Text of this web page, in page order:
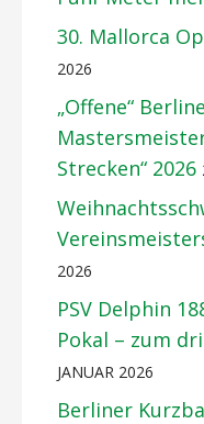
30. Mallorca
2026
„Offene“
Strecken“ 2026
2026
PSV Delphin
Pokal – zum
JANUAR 2026
Berliner